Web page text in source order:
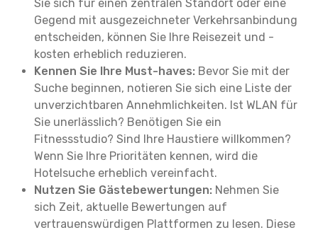
Sie sich für einen zentralen Standort oder eine
Gegend mit ausgezeichneter Verkehrsanbindung
entscheiden, können Sie Ihre Reisezeit und -
kosten erheblich reduzieren.
Kennen Sie Ihre Must-haves: Bevor Sie mit der
Suche beginnen, notieren Sie sich eine Liste der
unverzichtbaren Annehmlichkeiten. Ist WLAN für
Sie unerlässlich? Benötigen Sie ein
Fitnessstudio? Sind Ihre Haustiere willkommen?
Wenn Sie Ihre Prioritäten kennen, wird die
Hotelsuche erheblich vereinfacht.
Nutzen Sie Gästebewertungen: Nehmen Sie
sich Zeit, aktuelle Bewertungen auf
vertrauenswürdigen Plattformen zu lesen. Diese